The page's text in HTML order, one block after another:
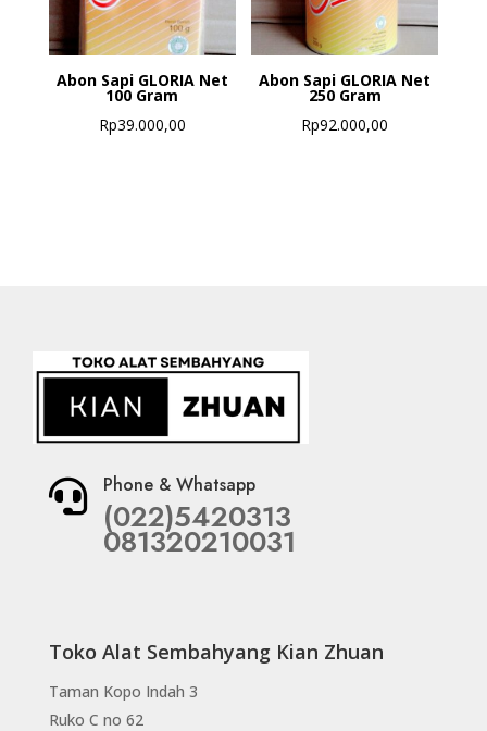
Abon Sapi GLORIA Net
100 Gram
Rp39.000,00
Abon Sapi GLORIA Net
250 Gram
Rp92.000,00
 Phone & Whatsapp
(022)5420313
081320210031
Toko Alat Sembahyang Kian Zhuan
Taman Kopo Indah 3
Ruko C no 62